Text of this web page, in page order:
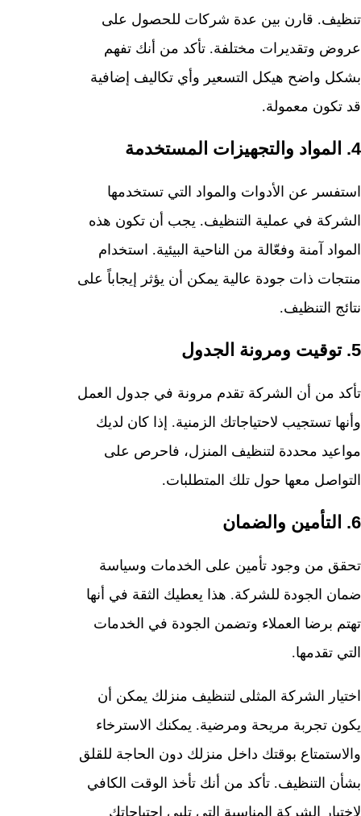
تنظيف. قارن بين عدة شركات للحصول على
عروض وتقديرات مختلفة. تأكد من أنك تفهم
بشكل واضح هيكل التسعير وأي تكاليف إضافية
قد تكون معمولة.
4. المواد والتجهيزات المستخدمة
استفسر عن الأدوات والمواد التي تستخدمها
الشركة في عملية التنظيف. يجب أن تكون هذه
المواد آمنة وفعّالة من الناحية البيئية. استخدام
منتجات ذات جودة عالية يمكن أن يؤثر إيجاباً على
نتائج التنظيف.
5. توقيت ومرونة الجدول
تأكد من أن الشركة تقدم مرونة في جدول العمل
وأنها تستجيب لاحتياجاتك الزمنية. إذا كان لديك
مواعيد محددة لتنظيف المنزل، فاحرص على
التواصل معها حول تلك المتطلبات.
6. التأمين والضمان
تحقق من وجود تأمين على الخدمات وسياسة
ضمان الجودة للشركة. هذا يعطيك الثقة في أنها
تهتم برضا العملاء وتضمن الجودة في الخدمات
التي تقدمها.
اختيار الشركة المثلى لتنظيف منزلك يمكن أن
يكون تجربة مريحة ومرضية. يمكنك الاسترخاء
والاستمتاع بوقتك داخل منزلك دون الحاجة للقلق
بشأن التنظيف. تأكد من أنك تأخذ الوقت الكافي
لاختيار الشركة المناسبة التي تلبي احتياجاتك